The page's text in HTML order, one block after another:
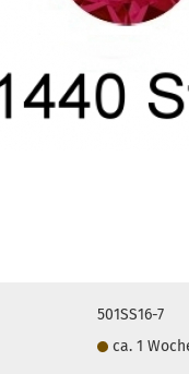
501SS16-7
ca. 1